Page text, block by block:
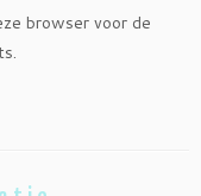
browser voor de